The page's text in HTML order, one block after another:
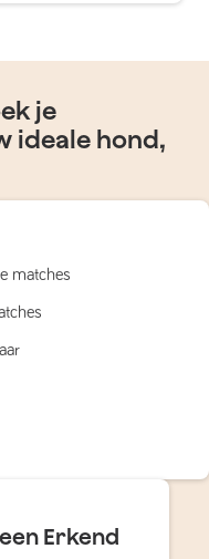
je
ideale hond,
matches
Erkend